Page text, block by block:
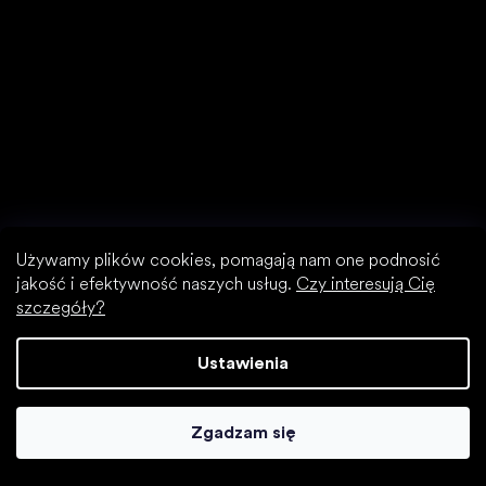
Używamy plików cookies, pomagają nam one podnosić
jakość i efektywność naszych usług. Czy interesują Cię
szczegóły?
Ustawienia
Zgadzam się
Plecaki szkolne